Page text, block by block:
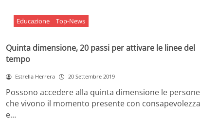
Educazione Top-News
Quinta dimensione, 20 passi per attivare le linee del
tempo
Estrella Herrera 20 Settembre 2019
Possono accedere alla quinta dimensione le persone
che vivono il momento presente con consapevolezza
e…